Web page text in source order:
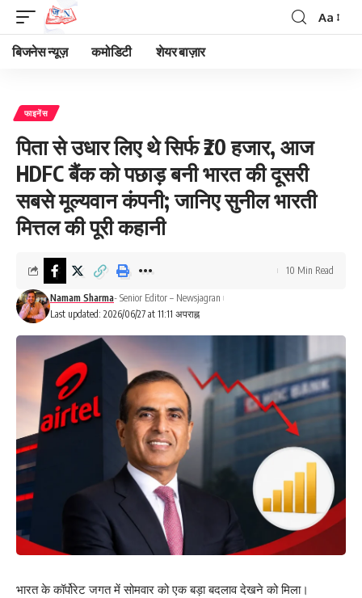
Font
Aa
बिजनेस न्यूज़ कमोडिटी शेयर बाज़ार
फाइनेंस
पिता से उधार लिए थे सिर्फ ₹20 हजार, आज
HDFC बैंक को पछाड़ बनी भारत की दूसरी
सबसे मूल्यवान कंपनी; जानिए सुनील भारती
मित्तल की पूरी कहानी
Last updated: 2026/06/27 at 11:11 अपराह्न
Namam Sharma- Senior Editor – Newsjagran
10 Min Read
भारत के कॉर्पोरेट जगत में सोमवार को एक बड़ा बदलाव देखने को मिला।